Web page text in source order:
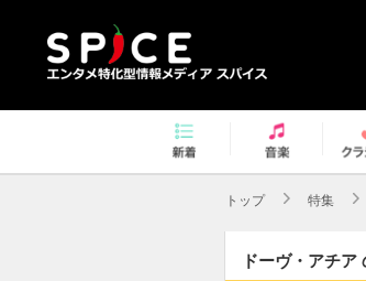
トップ 特集
ドーヴ・アチア